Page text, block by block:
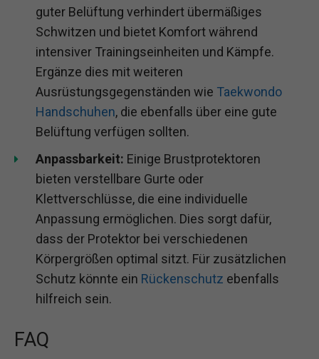
guter Belüftung verhindert übermäßiges
Schwitzen und bietet Komfort während
intensiver Trainingseinheiten und Kämpfe.
Ergänze dies mit weiteren
Ausrüstungsgegenständen wie Taekwondo
Handschuhen, die ebenfalls über eine gute
Belüftung verfügen sollten.
Anpassbarkeit: Einige Brustprotektoren
bieten verstellbare Gurte oder
Klettverschlüsse, die eine individuelle
Anpassung ermöglichen. Dies sorgt dafür,
dass der Protektor bei verschiedenen
Körpergrößen optimal sitzt. Für zusätzlichen
Schutz könnte ein Rückenschutz ebenfalls
hilfreich sein.
FAQ